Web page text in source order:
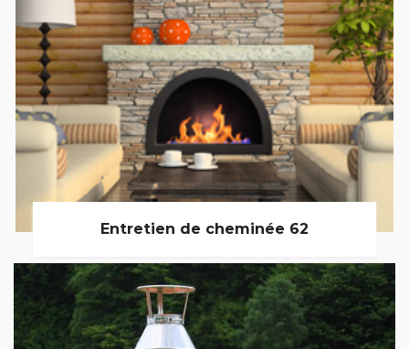
Entretien de cheminée 62